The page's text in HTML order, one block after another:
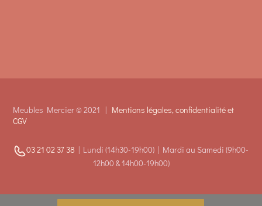
Meubles Mercier © 2021 | Mentions légales, confidentialité et
CGV
03 21 02 37 38 | Lundi (14h30-19h00) | Mardi au Samedi (9h00-
12h00 &14h00-19h00)